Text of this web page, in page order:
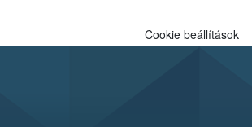
Cookie beállítások